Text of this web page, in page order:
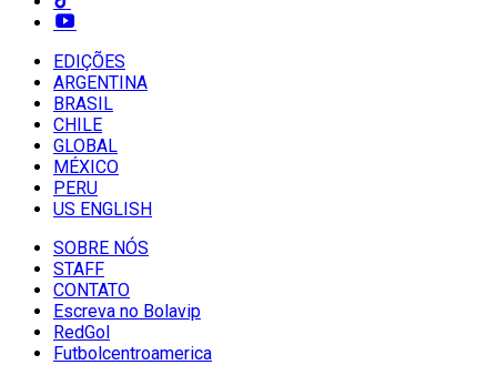
EDIÇÕES
ARGENTINA
BRASIL
CHILE
GLOBAL
MÉXICO
PERU
US ENGLISH
SOBRE NÓS
STAFF
CONTATO
Escreva no Bolavip
RedGol
Futbolcentroamerica